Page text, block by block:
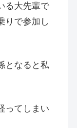
る大先輩で
りで参加し
となると私
ってしまい